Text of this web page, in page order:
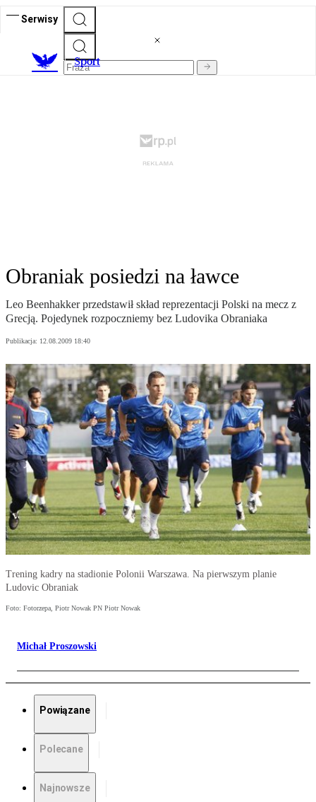
Serwisy
Sport
Obraniak posiedzi na ławce
Leo Beenhakker przedstawił skład reprezentacji Polski na mecz z
Grecją. Pojedynek rozpoczniemy bez Ludovika Obraniaka
Publikacja: 12.08.2009 18:40
Trening kadry na stadionie Polonii Warszawa. Na pierwszym planie
Ludovic Obraniak
Foto: Fotorzepa, Piotr Nowak PN Piotr Nowak
Michał Proszowski
Powiązane
Polecane
Najnowsze